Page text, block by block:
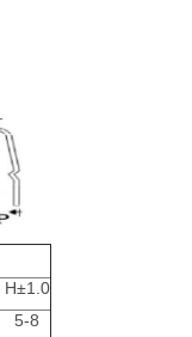
H±1.0
5-8